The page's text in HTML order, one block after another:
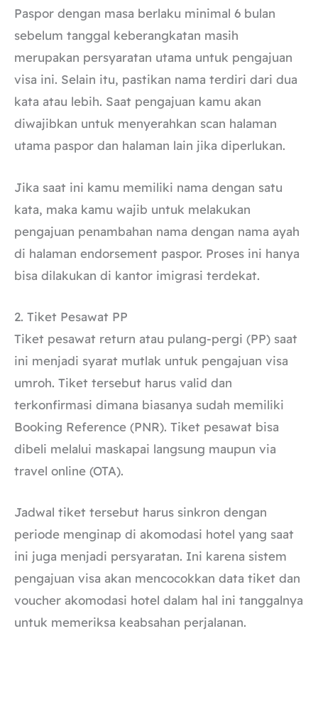
Paspor dengan masa berlaku minimal 6 bulan
sebelum tanggal keberangkatan masih
merupakan persyaratan utama untuk pengajuan
visa ini. Selain itu, pastikan nama terdiri dari dua
kata atau lebih. Saat pengajuan kamu akan
diwajibkan untuk menyerahkan scan halaman
utama paspor dan halaman lain jika diperlukan.
Jika saat ini kamu memiliki nama dengan satu
kata, maka kamu wajib untuk melakukan
pengajuan penambahan nama dengan nama ayah
di halaman endorsement paspor. Proses ini hanya
bisa dilakukan di kantor imigrasi terdekat.
2. Tiket Pesawat PP
Tiket pesawat return atau pulang-pergi (PP) saat
ini menjadi syarat mutlak untuk pengajuan visa
umroh. Tiket tersebut harus valid dan
terkonfirmasi dimana biasanya sudah memiliki
Booking Reference (PNR). Tiket pesawat bisa
dibeli melalui maskapai langsung maupun via
travel online (OTA).
Jadwal tiket tersebut harus sinkron dengan
periode menginap di akomodasi hotel yang saat
ini juga menjadi persyaratan. Ini karena sistem
pengajuan visa akan mencocokkan data tiket dan
voucher akomodasi hotel dalam hal ini tanggalnya
untuk memeriksa keabsahan perjalanan.